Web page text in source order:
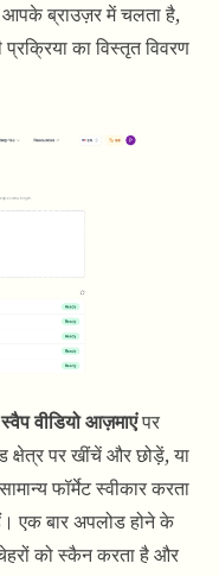
आपके ब्राउज़र में चलता है,
का विस्तृत विवरण
वीडियो आज़माएंपर
पर खींचें और छोड़ें, या
फॉर्मेट स्वीकार करता
एक बार अपलोड होने के
को स्कैन करता है और